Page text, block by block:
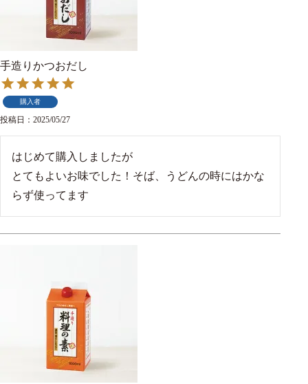
手造りかつおだし
購入者
投稿日 2025/05/27
はじめて購入しましたが
とてもよいお味でした！そば、うどんの時にはかな
らず使ってます